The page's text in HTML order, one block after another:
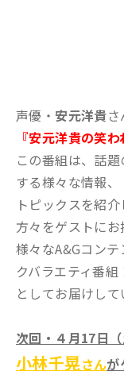
声優・ 安元洋貴
『安元洋貴の笑
この番組は、話
する様々な情報、
トピックスを紹
方々をゲストにお
様々なA&Gコン
クバラエティ番組
としてお届けして
次回・４月17日（
小林千晃さんが